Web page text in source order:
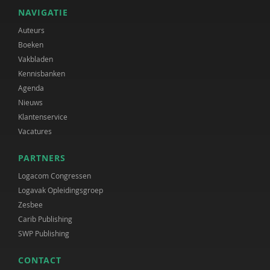
NAVIGATIE
Auteurs
Boeken
Vakbladen
Kennisbanken
Agenda
Nieuws
Klantenservice
Vacatures
PARTNERS
Logacom Congressen
Logavak Opleidingsgroep
Zesbee
Carib Publishing
SWP Publishing
CONTACT